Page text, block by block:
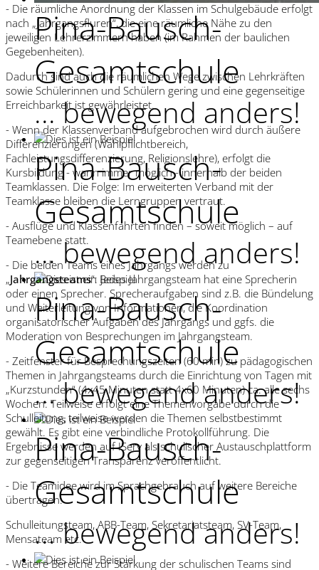
Pina-Bausch-
Gesamtschule
... bewegend anders!
Pina-Bausch-
Gesamtschule
... bewegend anders!
Pina-Bausch-
Gesamtschule
... bewegend anders!
Pina-Bausch-
Gesamtschule
... bewegend anders!
- Die räumliche Anordnung der Klassen im Schulgebäude erfolgt
nach „Jahrgangsfluren“, die eine räumliche Nähe zu den
jeweiligen Lehrerzimmern haben (im Rahmen der baulichen
Gegebenheiten).
Dadurch sind auch die räumlichen Wege zwischen Lehrkräften
sowie Schülerinnen und Schülern gering und eine gegenseitige
Erreichbarkeit ist gewährleistet.
- Wenn der Klassenverband aufgebrochen wird durch äußere
Differenzierungen (Wahlpflichtbereich,
Fachleistungsdifferenzierung, Religionslehre), erfolgt die
Kursbildung - wann immer möglich - innerhalb der beiden
Teamklassen. Die Folge: Im erweiterten Verband mit der
Teamklasse bleiben die Lerngruppen vertraut.
- Ausflüge und Klassenfahrten finden – soweit möglich – auf
Teamebene statt.
- Die beiden Teams eines Jahrgangs werden zu
„Jahrgangsteams“: Jedes Jahrgangsteam hat eine Sprecherin
oder einen Sprecher. Sprecheraufgaben sind z.B. die Bündelung
und Weiterleitung von Informationen, die Koordination
organisatorischer Aufgaben des Jahrgangs und ggfs. die
Moderation von Besprechungen im Jahrgangsteam.
- Zeitfenster für Besprechungszeiten (60 min) zu pädagogischen
Themen in Jahrgangsteams durch die Einrichtung von Tagen mit
„Kurzstunden“ (4x45 Minuten statt 4x60 Minuten) ca. alle sechs
Wochen: Teilweise erfolgt eine Themenvorgabe durch die
Schulleitung, teilweise werden die Themen selbstbestimmt
gewählt. Es gibt eine verbindliche Protokollführung. Die
Ergebnisse werden auf IServ als schulischer Austauschplattform
zur gegenseitigen Transparenz veröffentlicht.
- Die Teamidee wird im Sprachgebrauch auf weitere Bereiche
übertragen:
Schulleitungsteam, ABB-Team, Sekretariatsteam, SV-Team,
Mensateam etc.
- Weitere Bereiche zur Stärkung der schulischen Teams sind